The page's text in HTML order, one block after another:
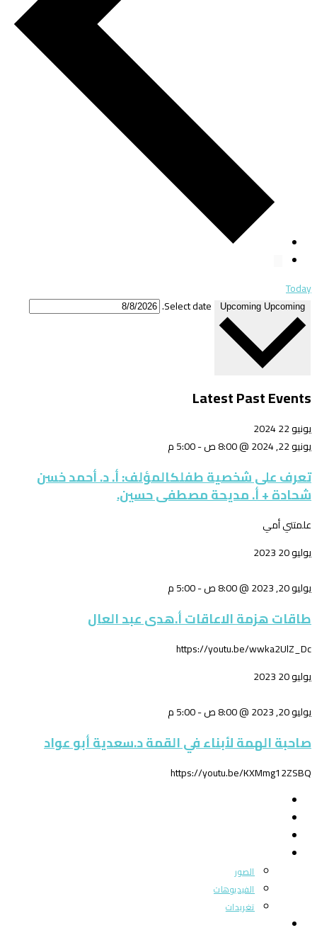
Today
Upcoming Upcoming
Select date.
Latest Past Events
يونيو22
2024
يونيو 22, 2024 @ 8:00 ص
-5:00 م
تعرف على شخصية طفلكالمؤلف: أ. د. أحمد خسن
شحادة + أ. مديحة مصطفى حسين.
علمتني أمي
يوليو20
2023
يوليو 20, 2023 @ 8:00 ص
-5:00 م
طاقات هزمة الاعاقات أ.هدى عبد العال
https://youtu.be/wwka2UlZ_Dc
يوليو20
2023
يوليو 20, 2023 @ 8:00 ص
-5:00 م
صاحبة الهمة لأبناء في القمة د.سعدية أبو عواد
https://youtu.be/KXMmg12ZSBQ
الصور
الفيديوهات
تغريدات